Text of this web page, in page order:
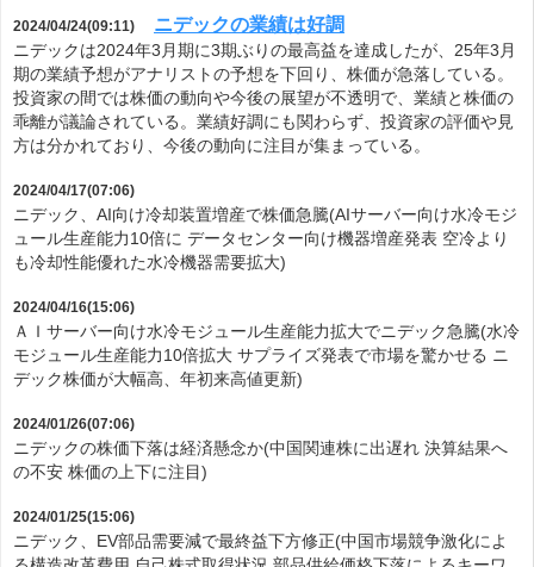
2024/04/24(09:11) ニデックの業績は好調
ニデックは2024年3月期に3期ぶりの最高益を達成したが、25年3月
期の業績予想がアナリストの予想を下回り、株価が急落している。
投資家の間では株価の動向や今後の展望が不透明で、業績と株価の
乖離が議論されている。業績好調にも関わらず、投資家の評価や見
方は分かれており、今後の動向に注目が集まっている。
2024/04/17(07:06)
ニデック、AI向け冷却装置増産で株価急騰(AIサーバー向け水冷モジ
ュール生産能力10倍に データセンター向け機器増産発表 空冷より
も冷却性能優れた水冷機器需要拡大)
2024/04/16(15:06)
ＡＩサーバー向け水冷モジュール生産能力拡大でニデック急騰(水冷
モジュール生産能力10倍拡大 サプライズ発表で市場を驚かせる ニ
デック株価が大幅高、年初来高値更新)
2024/01/26(07:06)
ニデックの株価下落は経済懸念か(中国関連株に出遅れ 決算結果へ
の不安 株価の上下に注目)
2024/01/25(15:06)
ニデック、EV部品需要減で最終益下方修正(中国市場競争激化によ